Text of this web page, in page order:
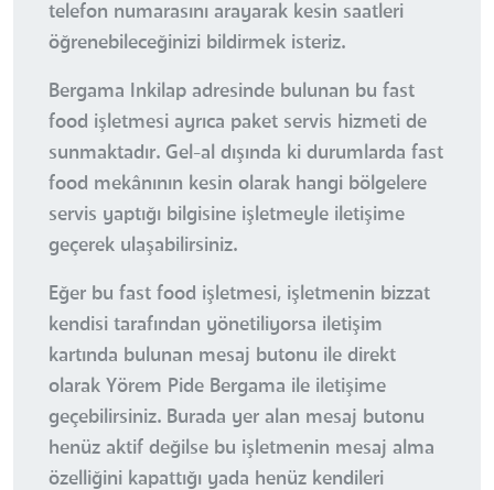
telefon numarasını arayarak kesin saatleri
öğrenebileceğinizi bildirmek isteriz.
Bergama Inkilap adresinde bulunan bu fast
food işletmesi ayrıca paket servis hizmeti de
sunmaktadır. Gel-al dışında ki durumlarda fast
food mekânının kesin olarak hangi bölgelere
servis yaptığı bilgisine işletmeyle iletişime
geçerek ulaşabilirsiniz.
Eğer bu fast food işletmesi, işletmenin bizzat
kendisi tarafından yönetiliyorsa iletişim
kartında bulunan mesaj butonu ile direkt
olarak Yörem Pide Bergama ile iletişime
geçebilirsiniz. Burada yer alan mesaj butonu
henüz aktif değilse bu işletmenin mesaj alma
özelliğini kapattığı yada henüz kendileri